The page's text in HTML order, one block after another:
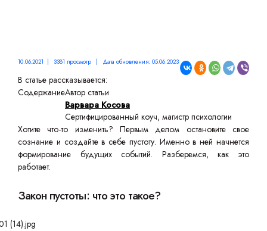
10.06.2021 | 3381 просмотр | Дата обновления: 05.06.2023
В статье рассказывается:
СодержаниеАвтор статьи
Варвара Косова
Сертифицированный коуч, магистр психологии
Хотите что-то изменить? Первым делом остановите свое
сознание и создайте в себе пустоту. Именно в ней начнется
формирование будущих событий. Разберемся, как это
работает.
Закон пустоты: что это такое?